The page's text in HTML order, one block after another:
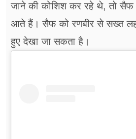
जाने की कोशिश कर रहे थे, तो सैफ
आते हैं। सैफ को रणबीर से सख्त
हुए देखा जा सकता है।